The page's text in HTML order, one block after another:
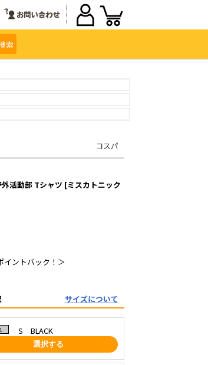
索
コスパ
活動部 Tシャツ [ミスカトニック
イントバック！＞
サイズについて
S BLACK
選択する